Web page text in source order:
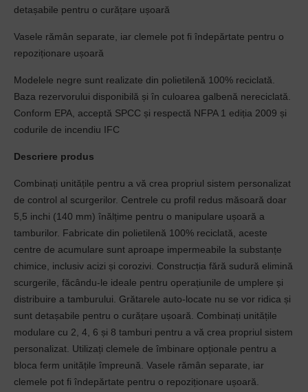
detașabile pentru o curățare ușoară
Vasele rămân separate, iar clemele pot fi îndepărtate pentru o
repoziționare ușoară
Modelele negre sunt realizate din polietilenă 100% reciclată.
Baza rezervorului disponibilă și în culoarea galbenă nereciclată.
Conform EPA, acceptă SPCC și respectă NFPA 1 ediția 2009 și
codurile de incendiu IFC
Descriere produs
Combinați unitățile pentru a vă crea propriul sistem personalizat
de control al scurgerilor. Centrele cu profil redus măsoară doar
5,5 inchi (140 mm) înălțime pentru o manipulare ușoară a
tamburilor. Fabricate din polietilenă 100% reciclată, aceste
centre de acumulare sunt aproape impermeabile la substanțe
chimice, inclusiv acizi și corozivi. Construcția fără sudură elimină
scurgerile, făcându-le ideale pentru operațiunile de umplere și
distribuire a tamburului. Grătarele auto-locate nu se vor ridica și
sunt detașabile pentru o curățare ușoară. Combinați unitățile
modulare cu 2, 4, 6 și 8 tamburi pentru a vă crea propriul sistem
personalizat. Utilizați clemele de îmbinare opționale pentru a
bloca ferm unitățile împreună. Vasele rămân separate, iar
clemele pot fi îndepărtate pentru o repoziționare ușoară.